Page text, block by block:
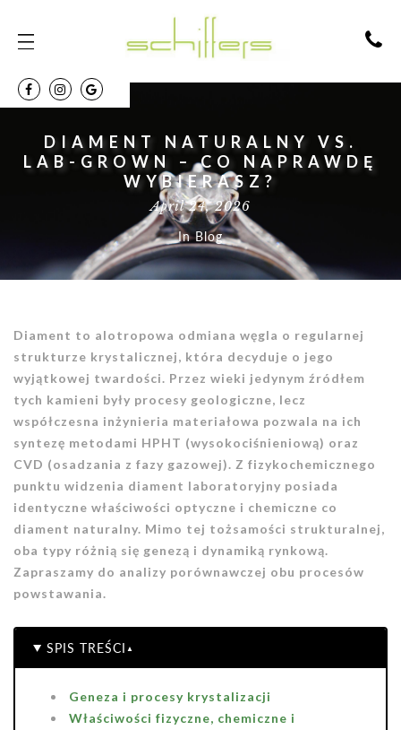
DIAMENT NATURALNY VS.
LAB-GROWN – CO NAPRAWDĘ
WYBIERASZ?
April 24, 2026
InBlog
Diament to alotropowa odmiana węgla o regularnej
strukturze krystalicznej, która decyduje o jego
wyjątkowej twardości. Przez wieki jedynym źródłem
tych kamieni były procesy geologiczne, lecz
współczesna inżynieria materiałowa pozwala na ich
syntezę metodami HPHT (wysokociśnieniową) oraz
CVD (osadzania z fazy gazowej). Z fizykochemicznego
punktu widzenia diament laboratoryjny posiada
identyczne właściwości optyczne i chemiczne co
diament naturalny. Mimo tej tożsamości strukturalnej,
oba typy różnią się genezą i dynamiką rynkową.
Zapraszamy do analizy porównawczej obu procesów
powstawania.
SPIS TREŚCI
Geneza i procesy krystalizacji
Właściwości fizyczne, chemiczne i